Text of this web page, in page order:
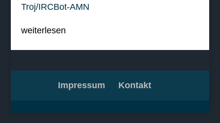
Troj/IRCBot-AMN
weiterlesen
Impressum Kontakt